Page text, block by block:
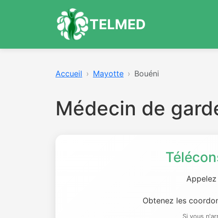
TELMED
Accueil Mayotte Bouéni
Médecin de
Obtenez les
Si vous